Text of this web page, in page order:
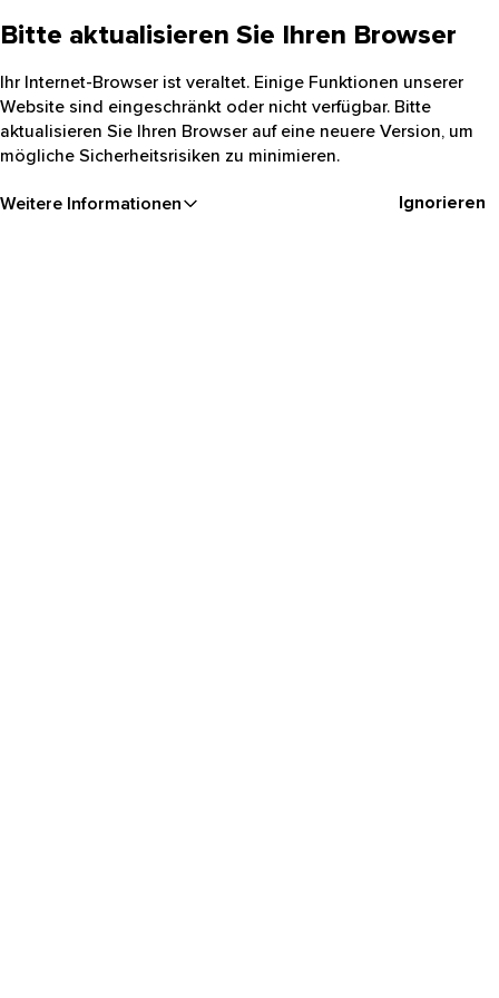
Bitte aktualisieren Sie Ihren Browser
Ihr Internet-Browser ist veraltet. Einige Funktionen unserer
Website sind eingeschränkt oder nicht verfügbar. Bitte
aktualisieren Sie Ihren Browser auf eine neuere Version, um
mögliche Sicherheitsrisiken zu minimieren.
Weitere Informationen Ignorieren